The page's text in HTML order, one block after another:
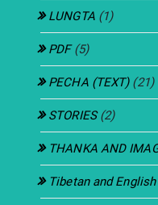
LUNGTA(1)
PDF(5)
PECHA (TEXT)(21)
STORIES(2)
THANKA AND
Tibetan and English